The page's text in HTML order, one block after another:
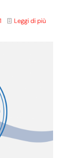
1 Leggi di più